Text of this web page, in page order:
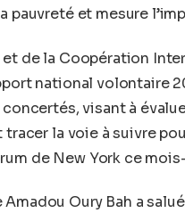
pauvreté et mesure
de la Coopération
national volontaire
visant à
la voie à suivre
de New York ce
Oury Bah a